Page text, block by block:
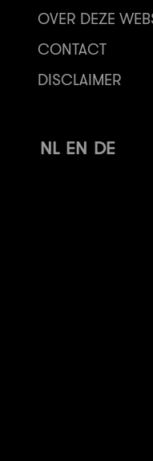
OVER DEZE
CONTACT
DISCLAIMER
NL EN DE